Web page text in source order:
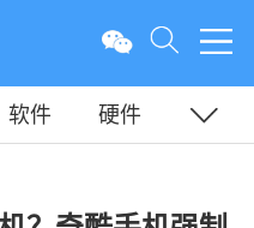
软件
硬件